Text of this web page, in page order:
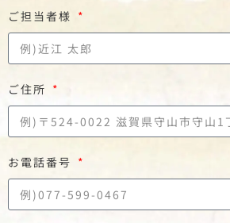
ご担当者様
ご住所
お電話番号